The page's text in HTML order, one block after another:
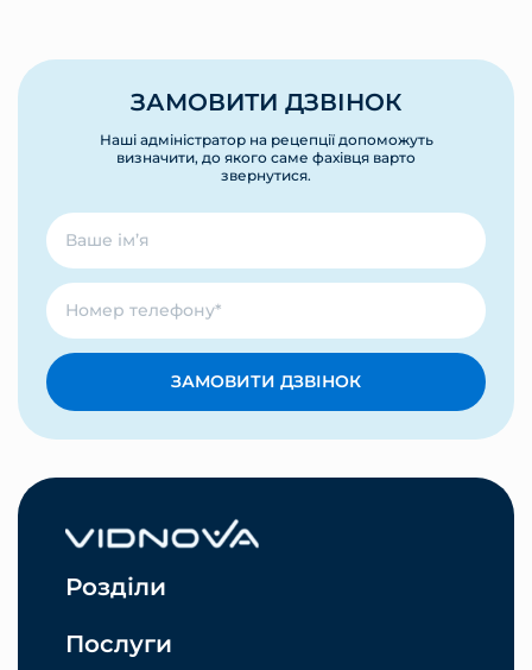
ЗАМОВИТИ ДЗВІНОК
Наші адміністратор на рецепції допоможуть
визначити, до якого саме фахівця варто
звернутися.
ЗАМОВИТИ ДЗВІНОК
Розділи
Послуги